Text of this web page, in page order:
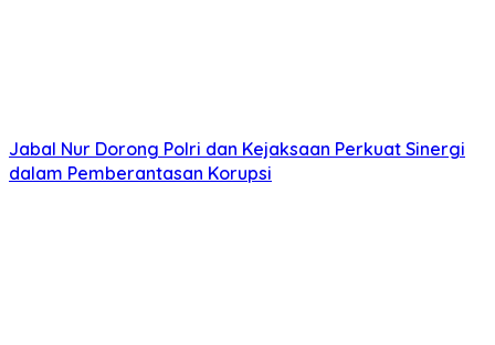
Jabal Nur Dorong Polri dan Kejaksaan Perkuat Sinergi
dalam Pemberantasan Korupsi